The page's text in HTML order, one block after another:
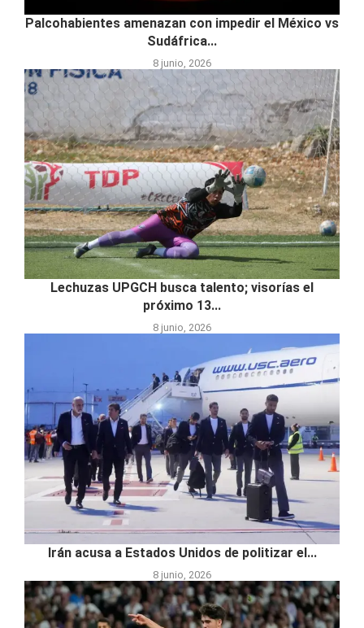
Palcohabientes amenazan con impedir el México vs
Sudáfrica...
8 junio, 2026
Lechuzas UPGCH busca talento; visorías el
próximo 13...
8 junio, 2026
Irán acusa a Estados Unidos de politizar el...
8 junio, 2026